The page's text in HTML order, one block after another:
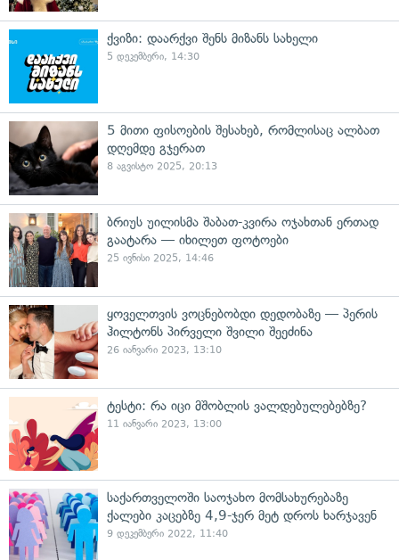
ქვიზი: დაარქვი შენს მიზანს სახელი
5 დეკემბერი, 14:30
5 მითი ფისოების შესახებ, რომლისაც ალბათ
დღემდე გჯერათ
8 აგვისტო 2025, 20:13
ბრიუს უილისმა შაბათ-კვირა ოჯახთან ერთად
გაატარა — იხილეთ ფოტოები
25 ივნისი 2025, 14:46
ყოველთვის ვოცნებობდი დედობაზე — პერის
ჰილტონს პირველი შვილი შეეძინა
26 იანვარი 2023, 13:10
ტესტი: რა იცი მშობლის ვალდებულებებზე?
11 იანვარი 2023, 13:00
საქართველოში საოჯახო მომსახურებაზე
ქალები კაცებზე 4,9-ჯერ მეტ დროს ხარჯავენ
9 დეკემბერი 2022, 11:40